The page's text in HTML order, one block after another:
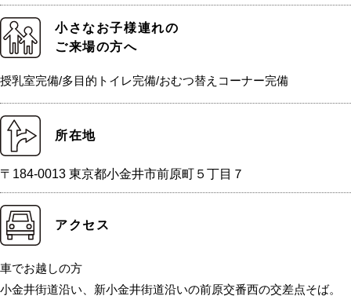
小さなお子様連れの
ご来場の方へ
授乳室完備/多目的トイレ完備/おむつ替えコーナー完備
所在地
〒184-0013 東京都小金井市前原町５丁目７
アクセス
車でお越しの方
小金井街道沿い、新小金井街道沿いの前原交番西の交差点そば。